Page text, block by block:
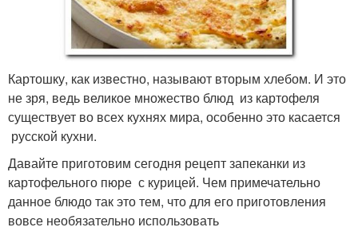
Картошку, как известно, называют вторым хлебом. И это
не зря, ведь великое множество блюд из картофеля
существует во всех кухнях мира, особенно это касается
русской кухни.
Давайте приготовим сегодня рецепт запеканки из
картофельного пюре с курицей. Чем примечательно
данное блюдо так это тем, что для его приготовления
вовсе необязательно использовать